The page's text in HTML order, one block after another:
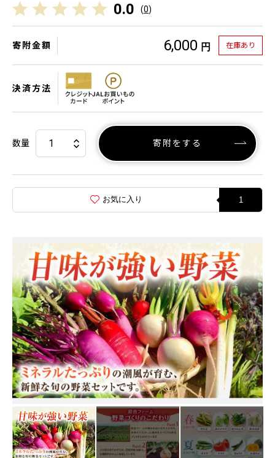
0.0 (0)
寄附金額 6,000 円 在庫あり
決済方法
数量 寄附をする
お気に入り 1